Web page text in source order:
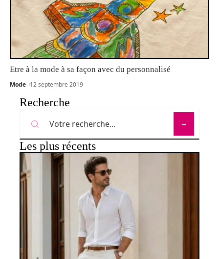
Etre à la mode à sa façon avec du personnalisé
Mode 12 septembre 2019
Recherche
Les plus récents